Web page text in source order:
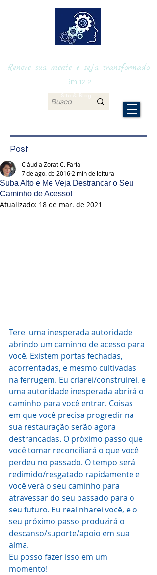
Renove sua mente e seja transformado
Site & Blog
Rm 12.2
Post
Suba Alto e Me Veja Destrancar o Seu
Caminho de Acesso!
Cláudia Zorat C. Faria
7 de ago. de 2016 2 min de leitura
Atualizado: 18 de mar. de 2021
Terei uma inesperada autoridade
abrindo um caminho de acesso para
você. Existem portas fechadas,
acorrentadas, e mesmo cultivadas
na ferrugem. Eu criarei/construirei, e
uma autoridade inesperada abrirá o
caminho para você entrar. Coisas
em que você precisa progredir na
sua restauração serão agora
destrancadas. O próximo passo que
você tomar reconciliará o que você
perdeu no passado. O tempo será
redimido/resgatado rapidamente e
você verá o seu caminho para
atravessar do seu passado para o
seu futuro. Eu realinharei você, e o
seu próximo passo produzirá o
descanso/suporte/apoio em sua
alma.
Eu posso fazer isso em um
momento!